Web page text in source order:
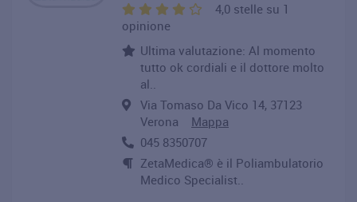
4,0 stelle su 1
opinione
Ultima valutazione: Al momento
tutto ok cordiali e il dottore molto
al..
Via Tomaso Da Vico 14, 37123
Verona Mappa
045 8350707
ZetaMedica® è il Poliambulatorio
Medico Specialist..